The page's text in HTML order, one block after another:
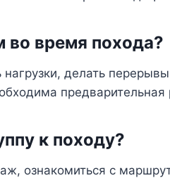
во время похода?
делать
предварительная
к походу?
ознакомиться с